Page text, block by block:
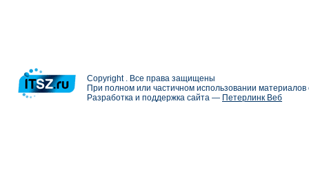
Copyright . Все права защищены
При полном или частичном использовании
Разработка и поддержка сайта — Петерлинк Веб